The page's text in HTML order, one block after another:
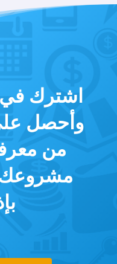
اشترك
وأحصل
من
مشروعك